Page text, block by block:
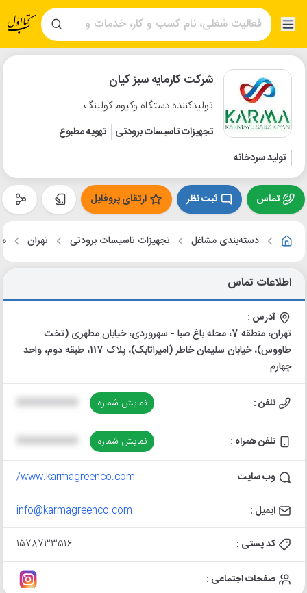
شرکت کارمایه سبز کیان
تولیدکننده دستگاه وکیوم کولینگ
تجهیزات تاسیسات برودتی
تهویه مطبوع
تولید سردخانه
تماس ثبت نظر ارتقای پروفایل
دسته‌بندی مشاغل تجهیزات تاسیسات برودتی تهران
اطلاعات تماس
آدرس :
تهران، منطقه 7، محله باغ صبا - سهروردی، خیابان مطهری (تخت
طاووس)، خیابان سلیمان خاطر (امیراتابک)، پلاک 117، طبقه دوم، واحد
چهارم
تلفن : نمایش شماره
تلفن همراه : نمایش شماره
وب سایت www.karmagreenco.com/
ایمیل : info@karmagreenco.com
کد پستی : 1578733516
صفحات اجتماعی :